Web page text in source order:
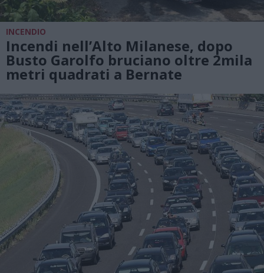
INCENDIO
Incendi nell’Alto Milanese, dopo
Busto Garolfo bruciano oltre 2mila
metri quadrati a Bernate